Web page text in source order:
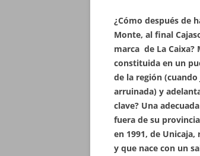
¿Cómo después de
Monte, al final
marca de La Caixa?
constituida en un
de la región
arruinada) y
clave? Una
fuera de su
en 1991, de
y que nace con un